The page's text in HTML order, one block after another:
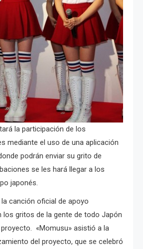
la participación de los
mediante el uso de una aplicación
podrán enviar su grito de
se les hará llegar a los
japonés.
canción oficial de apoyo
los gritos de la gente de todo Japón
«Momusu» asistió a la
del proyecto, que se celebró